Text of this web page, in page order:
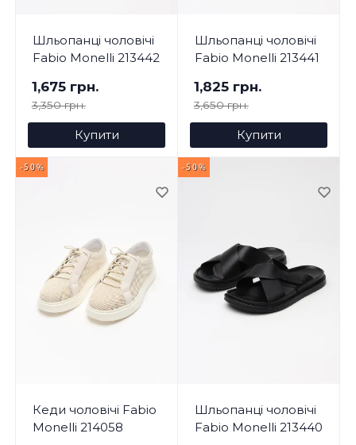
Шльопанці чоловічі
Fabio Monelli 213442
1,675 грн.
3,350 грн.
Купити
Шльопанці чоловічі
Fabio Monelli 213441
1,825 грн.
3,650 грн.
Купити
-50%
Кеди чоловічі Fabio
Monelli 214058
-50%
Шльопанці чоловічі
Fabio Monelli 213440